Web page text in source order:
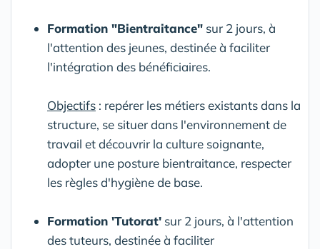
Formation "Bientraitance" sur 2 jours, à
l'attention des jeunes, destinée à faciliter
l'intégration des bénéficiaires.
Objectifs : repérer les métiers existants dans la
structure, se situer dans l'environnement de
travail et découvrir la culture soignante,
adopter une posture bientraitance, respecter
les règles d'hygiène de base.
Formation 'Tutorat' sur 2 jours, à l'attention
des tuteurs, destinée à faciliter